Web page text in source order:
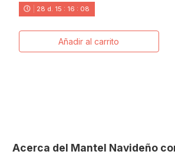
28 d. 15 : 16 : 08
Añadir al carrito
Acerca del Mantel Navideño